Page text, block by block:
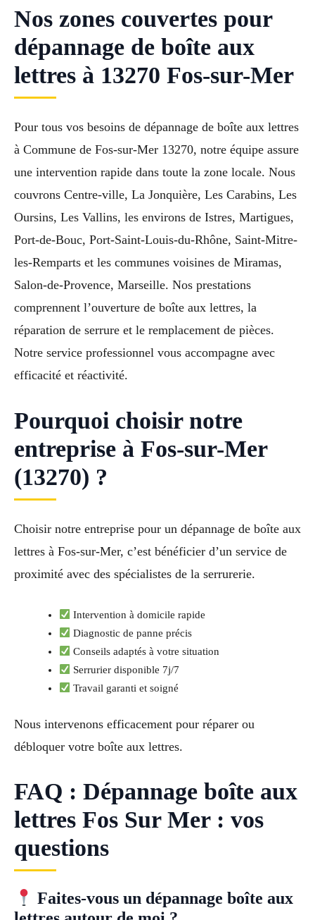
Nos zones couvertes pour
dépannage de boîte aux
lettres à 13270 Fos-sur-Mer
Pour tous vos besoins de dépannage de boîte aux lettres
à Commune de Fos-sur-Mer 13270, notre équipe assure
une intervention rapide dans toute la zone locale. Nous
couvrons Centre-ville, La Jonquière, Les Carabins, Les
Oursins, Les Vallins, les environs de Istres, Martigues,
Port-de-Bouc, Port-Saint-Louis-du-Rhône, Saint-Mitre-
les-Remparts et les communes voisines de Miramas,
Salon-de-Provence, Marseille. Nos prestations
comprennent l’ouverture de boîte aux lettres, la
réparation de serrure et le remplacement de pièces.
Notre service professionnel vous accompagne avec
efficacité et réactivité.
Pourquoi choisir notre
entreprise à Fos-sur-Mer
(13270) ?
Choisir notre entreprise pour un dépannage de boîte aux
lettres à Fos-sur-Mer, c’est bénéficier d’un service de
proximité avec des spécialistes de la serrurerie.
Intervention à domicile rapide
Diagnostic de panne précis
Conseils adaptés à votre situation
Serrurier disponible 7j/7
Travail garanti et soigné
Nous intervenons efficacement pour réparer ou
débloquer votre boîte aux lettres.
FAQ : Dépannage boîte aux
lettres Fos Sur Mer : vos
questions
Faites-vous un dépannage boîte aux